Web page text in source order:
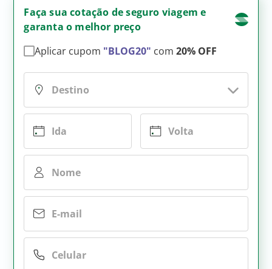
Faça sua cotação de seguro viagem e
garanta o melhor preço
Aplicar cupom "BLOG20" com20% OFF